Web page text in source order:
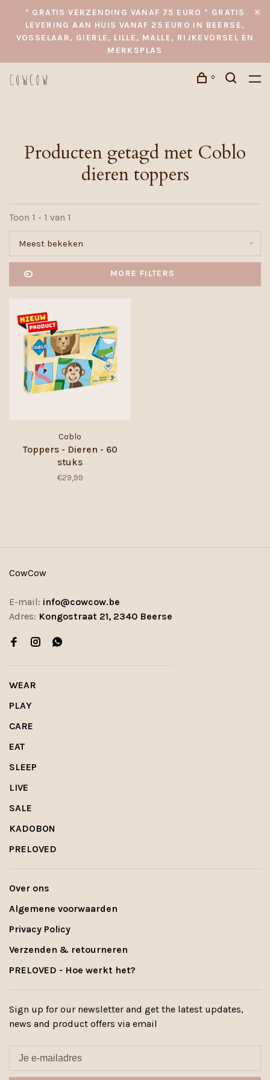
* GRATIS VERZENDING VANAF 75 EURO * GRATIS
LEVERING AAN HUIS VANAF 25 EURO IN BEERSE,
VOSSELAAR, GIERLE, LILLE, MALLE, RIJKEVORSEL EN
MERKSPLAS
0
Producten getagd met Coblo
dieren toppers
Toon 1 - 1 van 1
Meest bekeken
MORE FILTERS
Coblo
Toppers - Dieren - 60
stuks
€29,99
CowCow
E-mail: info@cowcow.be
Adres: Kongostraat 21, 2340 Beerse
WEAR
PLAY
CARE
EAT
SLEEP
LIVE
SALE
KADOBON
PRELOVED
Over ons
Algemene voorwaarden
Privacy Policy
Verzenden & retourneren
PRELOVED - Hoe werkt het?
Sign up for our newsletter and get the latest updates,
news and product offers via email